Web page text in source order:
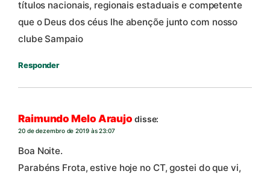
títulos nacionais, regionais estaduais e competente
que o Deus dos céus lhe abençõe junto com nosso
clube Sampaio
Responder
Raimundo Melo Araujo disse:
20 de dezembro de 2019 às 23:07
Boa Noite.
Parabéns Frota, estive hoje no CT, gostei do que vi,